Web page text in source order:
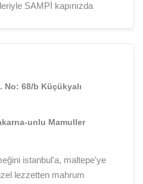
SAMPİ kapınızda
No: 68/b Küçükyalı
unlu Mamuller
istanbul'a, maltepe'ye
lezzetten mahrum